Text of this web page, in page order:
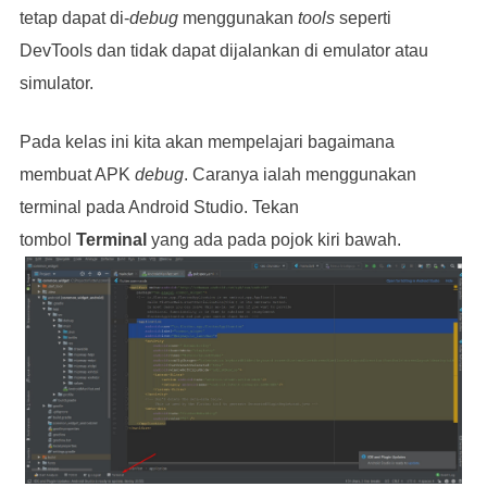
tetap dapat di-debugmenggunakan toolsseperti
DevTools dan tidak dapat dijalankan di emulator atau
simulator.
Pada kelas ini kita akan mempelajari bagaimana
membuat APK debug. Caranya ialah menggunakan
terminal pada Android Studio. Tekan
tombol Terminal yang ada pada pojok kiri bawah.